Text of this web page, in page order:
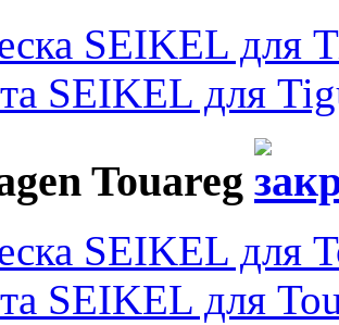
SEIKEL для
SEIKEL для
Touareg
SEIKEL для
SEIKEL для